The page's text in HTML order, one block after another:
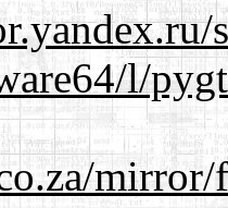
l/
mirror/